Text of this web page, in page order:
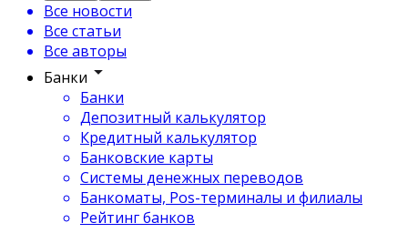
Все новости
Все статьи
Все авторы
Банки
Банки
Депозитный калькулятор
Кредитный калькулятор
Банковские карты
Системы денежных переводов
Банкоматы, Pos-терминалы и филиалы
Рейтинг банков